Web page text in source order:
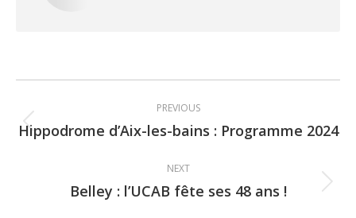
navigation
PREVIOUS
Previous
Hippodrome d’Aix-les-bains : Programme 2024
NEXT
Next
Belley : l’UCAB fête ses 48 ans !